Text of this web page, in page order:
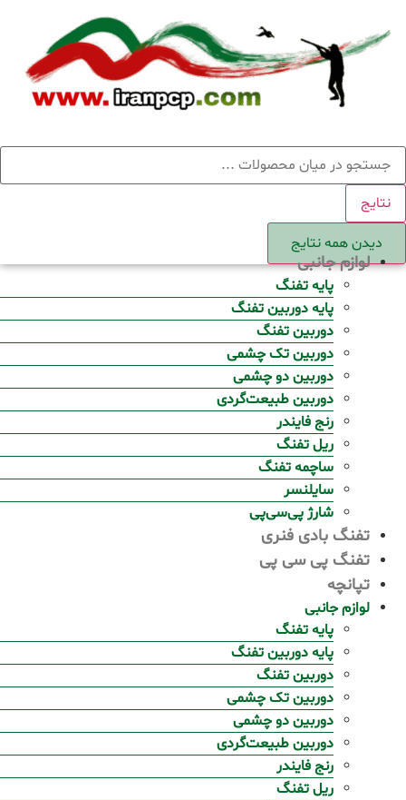
content
جستجو
.
نتایج
دیدن همه نتایج
لوازم جانبی
پایه تفنگ
پایه دوربین تفنگ
دوربین تفنگ
دوربین تک چشمی
دوربین دو چشمی
دوربین طبیعت‌گردی
رنج فایندر
ریل تفنگ
ساچمه تفنگ
سایلنسر
شارژ پی‌سی‌پی
تفنگ بادی فنری
تفنگ پی سی پی
تپانچه
لوازم جانبی
پایه تفنگ
پایه دوربین تفنگ
دوربین تفنگ
دوربین تک چشمی
دوربین دو چشمی
دوربین طبیعت‌گردی
رنج فایندر
ریل تفنگ